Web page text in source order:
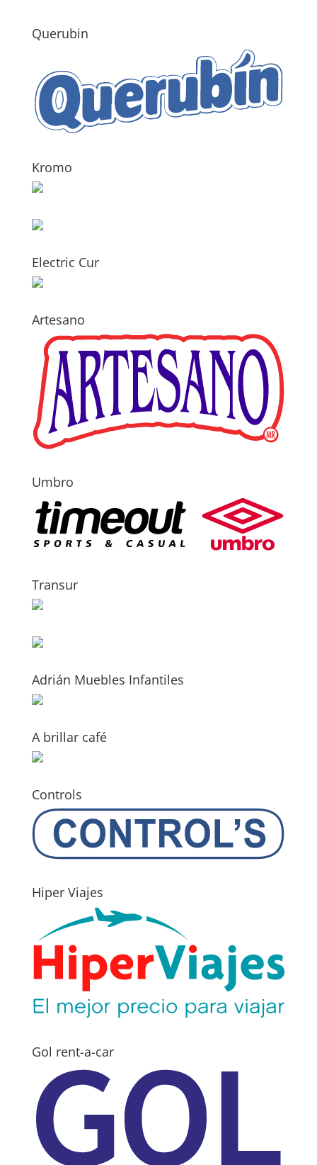
Querubin
Kromo
Electric Cur
Artesano
Umbro
Transur
Adrián Muebles Infantiles
A brillar café
Controls
Hiper Viajes
Gol rent-a-car